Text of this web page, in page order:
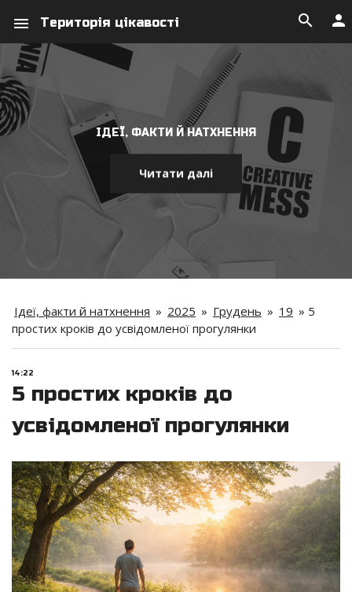
menu Територія цікавості person
search
ІДЕЇ, ФАКТИ Й НАТХНЕННЯ
Читати далі
Ідеї, факти й натхнення » 2025 » Грудень » 19 » 5
простих кроків до усвідомленої прогулянки
14:22
5 простих кроків до
усвідомленої прогулянки